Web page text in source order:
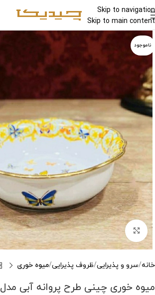
Skip to navigation
Skip to main content
ناموجود
برای بزرگنمایی کلیک کنید
خانه سرو و پذیرایی ظروف پذیرایی میوه خوری
میوه خوری چینی طرح پروانه آبی مدل R-55503